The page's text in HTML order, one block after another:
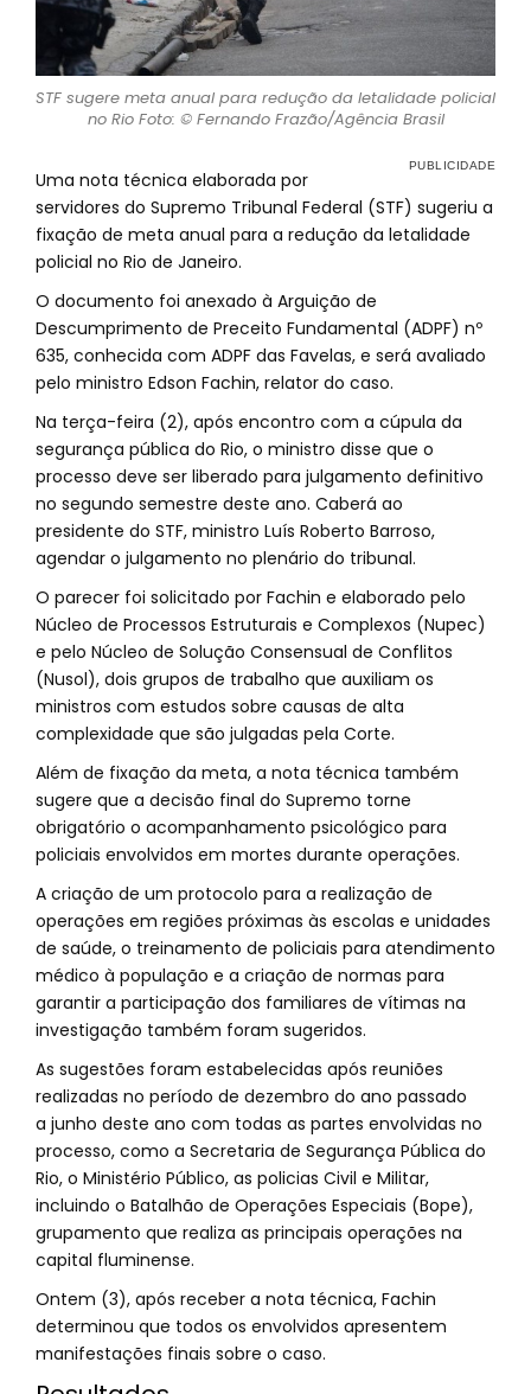
STF sugere meta anual para redução da letalidade policial
no Rio Foto: © Fernando Frazão/Agência Brasil
Uma nota técnica elaborada por
servidores do Supremo Tribunal Federal (STF) sugeriu a
fixação de meta anual para a redução da letalidade
policial no Rio de Janeiro.
O documento foi anexado à Arguição de
Descumprimento de Preceito Fundamental (ADPF) nº
635, conhecida com ADPF das Favelas, e será avaliado
pelo ministro Edson Fachin, relator do caso.
Na terça-feira (2), após encontro com a cúpula da
segurança pública do Rio, o ministro disse que o
processo deve ser liberado para julgamento definitivo
no segundo semestre deste ano. Caberá ao
presidente do STF, ministro Luís Roberto Barroso,
agendar o julgamento no plenário do tribunal.
O parecer foi solicitado por Fachin e elaborado pelo
Núcleo de Processos Estruturais e Complexos (Nupec)
e pelo Núcleo de Solução Consensual de Conflitos
(Nusol), dois grupos de trabalho que auxiliam os
ministros com estudos sobre causas de alta
complexidade que são julgadas pela Corte.
Além de fixação da meta, a nota técnica também
sugere que a decisão final do Supremo torne
obrigatório o acompanhamento psicológico para
policiais envolvidos em mortes durante operações.
A criação de um protocolo para a realização de
operações em regiões próximas às escolas e unidades
de saúde, o treinamento de policiais para atendimento
médico à população e a criação de normas para
garantir a participação dos familiares de vítimas na
investigação também foram sugeridos.
As sugestões foram estabelecidas após reuniões
realizadas no período de dezembro do ano passado
a junho deste ano com todas as partes envolvidas no
processo, como a Secretaria de Segurança Pública do
Rio, o Ministério Público, as policias Civil e Militar,
incluindo o Batalhão de Operações Especiais (Bope),
grupamento que realiza as principais operações na
capital fluminense.
Ontem (3), após receber a nota técnica, Fachin
determinou que todos os envolvidos apresentem
manifestações finais sobre o caso.